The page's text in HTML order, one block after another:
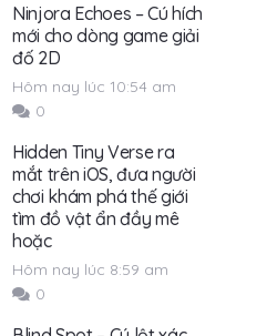
Ninjora Echoes – Cú hích
mới cho dòng game giải
đố 2D
Hôm nay lúc 10:54 am
0
Hidden Tiny Verse ra
mắt trên iOS, đưa người
chơi khám phá thế giới
tìm đồ vật ẩn đầy mê
hoặc
Hôm nay lúc 8:59 am
0